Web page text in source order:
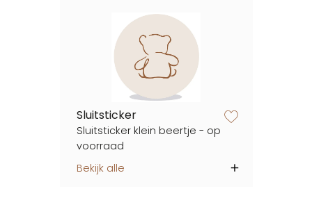
Sluitsticker
Sluitsticker klein beertje - op
voorraad
Bekijk alle